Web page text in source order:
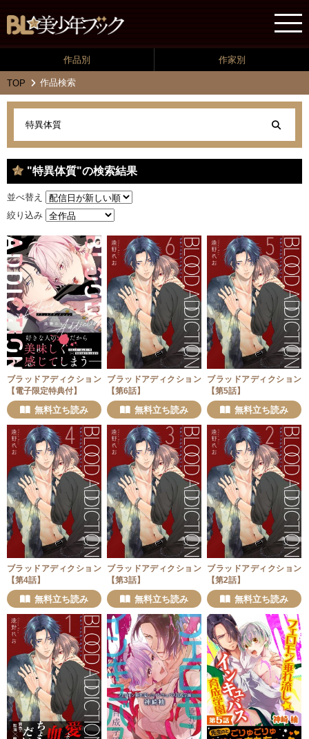
作品別 作家別
TOP 作品検索
"特異体質"の検索結果
並べ替え
絞り込み
ブラッドアディクション
【電子限定特典付】
無料立ち読み
ブラッドアディクション
【第6話】
無料立ち読み
ブラッドアディクション
【第5話】
無料立ち読み
ブラッドアディクション
【第4話】
無料立ち読み
ブラッドアディクション
【第3話】
無料立ち読み
ブラッドアディクション
【第2話】
無料立ち読み